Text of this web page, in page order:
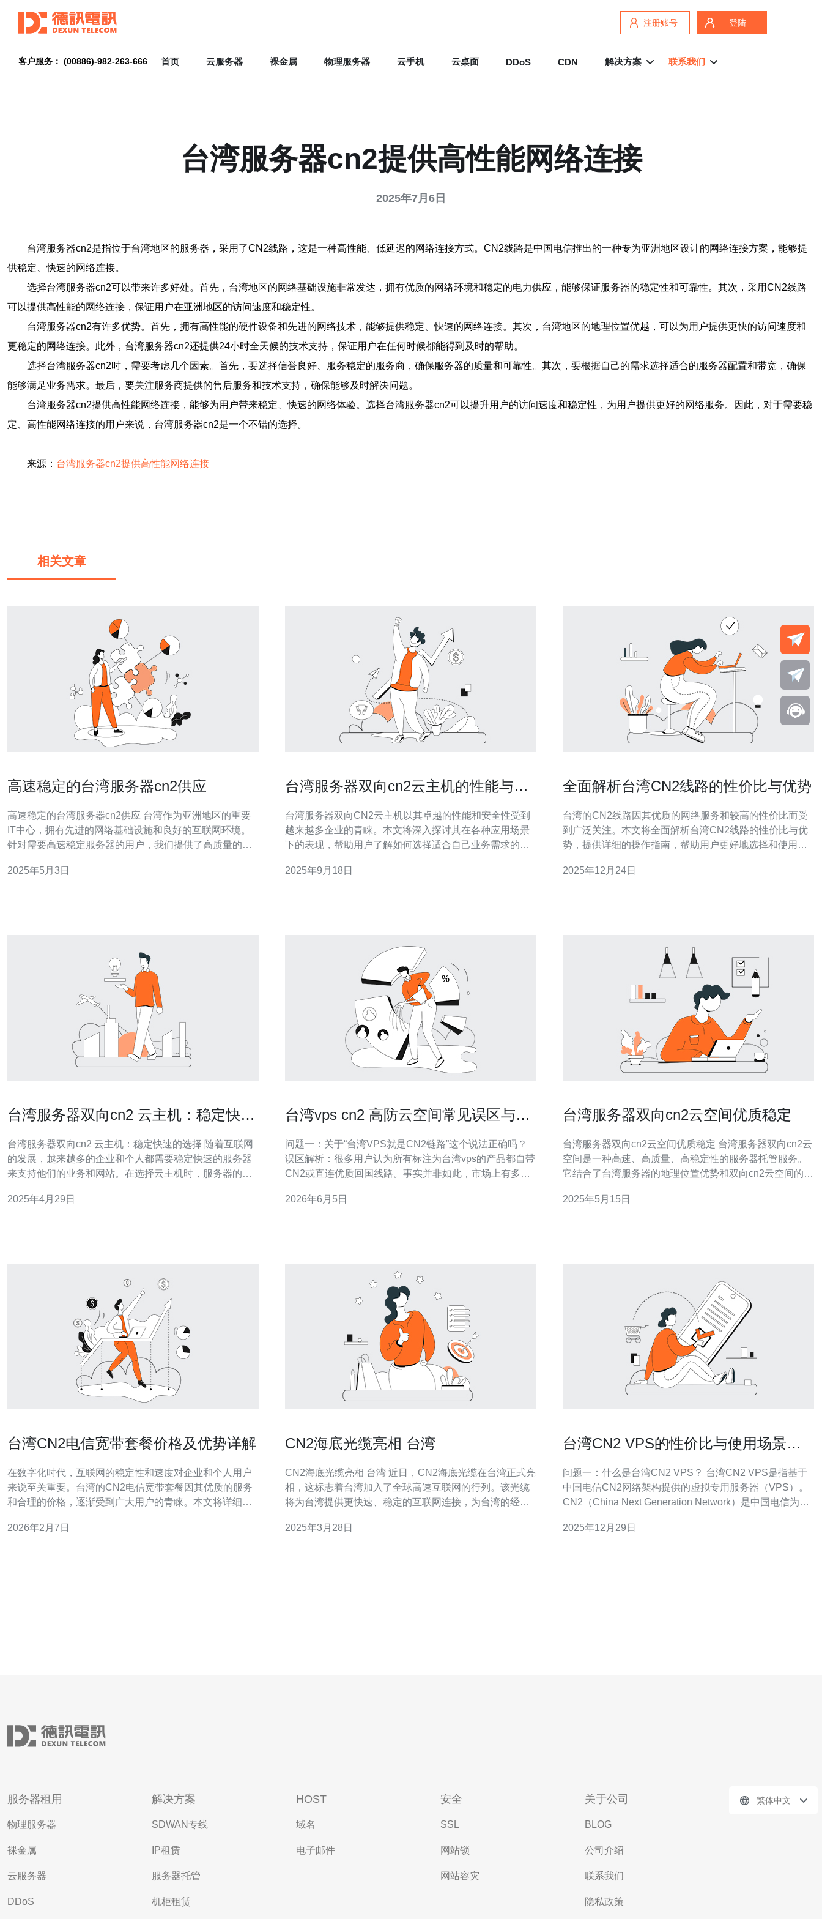
注册账号 登陆
客户服务： (00886)-982-263-666 首页 云服务器 裸金属 物理服务器 云手机 云桌面 DDoS CDN 解决方案 联系我们
台湾服务器cn2提供高性能网络连接
2025年7月6日
台湾服务器cn2是指位于台湾地区的服务器，采用了CN2线路，这是一种高性能、低延迟的网络连接方式。CN2线路是中国电信推出的一种专为亚洲地区设计的网络连接方案，能够提
供稳定、快速的网络连接。
选择台湾服务器cn2可以带来许多好处。首先，台湾地区的网络基础设施非常发达，拥有优质的网络环境和稳定的电力供应，能够保证服务器的稳定性和可靠性。其次，采用CN2线路
可以提供高性能的网络连接，保证用户在亚洲地区的访问速度和稳定性。
台湾服务器cn2有许多优势。首先，拥有高性能的硬件设备和先进的网络技术，能够提供稳定、快速的网络连接。其次，台湾地区的地理位置优越，可以为用户提供更快的访问速度和
更稳定的网络连接。此外，台湾服务器cn2还提供24小时全天候的技术支持，保证用户在任何时候都能得到及时的帮助。
选择台湾服务器cn2时，需要考虑几个因素。首先，要选择信誉良好、服务稳定的服务商，确保服务器的质量和可靠性。其次，要根据自己的需求选择适合的服务器配置和带宽，确保
能够满足业务需求。最后，要关注服务商提供的售后服务和技术支持，确保能够及时解决问题。
台湾服务器cn2提供高性能网络连接，能够为用户带来稳定、快速的网络体验。选择台湾服务器cn2可以提升用户的访问速度和稳定性，为用户提供更好的网络服务。因此，对于需要稳
定、高性能网络连接的用户来说，台湾服务器cn2是一个不错的选择。
来源： 台湾服务器cn2提供高性能网络连接
相关文章
高速稳定的台湾服务器cn2供应
高速稳定的台湾服务器cn2供应 台湾作为亚洲地区的重要
IT中心，拥有先进的网络基础设施和良好的互联网环境。
针对需要高速稳定服务器的用户，我们提供了高质量的台
我们都能满足您的需求。 1. 高速稳定：我们的台湾服务器
2025年5月3日
台湾服务器双向cn2云主机的性能与安
台湾服务器双向CN2云主机以其卓越的性能和安全性受到
越来越多企业的青睐。本文将深入探讨其在各种应用场景
下的表现，帮助用户了解如何选择适合自己业务需求的云
云主机的性能主要体现在其高速的网络连接和稳定的带宽
2025年9月18日
全面解析台湾CN2线路的性价比与优势
台湾的CN2线路因其优质的网络服务和较高的性价比而受
到广泛关注。本文将全面解析台湾CN2线路的性价比与优
势，提供详细的操作指南，帮助用户更好地选择和使用
重要的。CN2，即中国下一代互联网，是中国电信推出的
2025年12月24日
台湾服务器双向cn2 云主机：稳定快速
台湾服务器双向cn2 云主机：稳定快速的选择 随着互联网
的发展，越来越多的企业和个人都需要稳定快速的服务器
来支持他们的业务和网站。在选择云主机时，服务器的稳
双向cn2云主机，这是一种稳定快速的选择。 台湾服务器
2025年4月29日
台湾vps cn2 高防云空间常见误区与购
问题一：关于“台湾VPS就是CN2链路”这个说法正确吗？
误区解析：很多用户认为所有标注为台湾vps的产品都自带
CN2或直连优质回国线路。事实并非如此，市场上有多种
干线路。 要点检查：购买前务必向商家索要真实的路由器
2026年6月5日
台湾服务器双向cn2云空间优质稳定
台湾服务器双向cn2云空间优质稳定 台湾服务器双向cn2云
空间是一种高速、高质量、高稳定性的服务器托管服务。
它结合了台湾服务器的地理位置优势和双向cn2云空间的网
东亚，地理位置优越，与中国大陆、日本、韩国等地区都
2025年5月15日
台湾CN2电信宽带套餐价格及优势详解
在数字化时代，互联网的稳定性和速度对企业和个人用户
来说至关重要。台湾的CN2电信宽带套餐因其优质的服务
和合理的价格，逐渐受到广大用户的青睐。本文将详细解
网络服务时做出明智的决策。 首先，我们来看看台湾CN2
2026年2月7日
CN2海底光缆亮相 台湾
CN2海底光缆亮相 台湾 近日，CN2海底光缆在台湾正式亮
相，这标志着台湾加入了全球高速互联网的行列。该光缆
将为台湾提供更快速、稳定的互联网连接，为台湾的经济
条跨越太平洋的高速光缆，由中国和美国合作建设，连接
2025年3月28日
台湾CN2 VPS的性价比与使用场景分
问题一：什么是台湾CN2 VPS？ 台湾CN2 VPS是指基于
中国电信CN2网络架构提供的虚拟专用服务器（VPS）。
CN2（China Next Generation Network）是中国电信为提
迟、高带宽的特点。台湾CN2 VPS因其优越的网络环境和
2025年12月29日
服务器租用
物理服务器
裸金属
云服务器
DDoS
解决方案
SDWAN专线
IP租赁
服务器托管
机柜租赁
HOST
域名
电子邮件
安全
SSL
网站锁
网站容灾
关于公司
BLOG
公司介绍
联系我们
隐私政策
繁体中文